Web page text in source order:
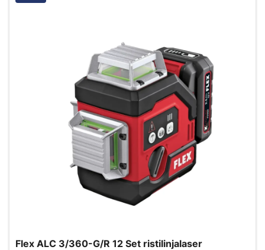
Flex ALC 3/360-G/R 12 Set ristilinjalaser